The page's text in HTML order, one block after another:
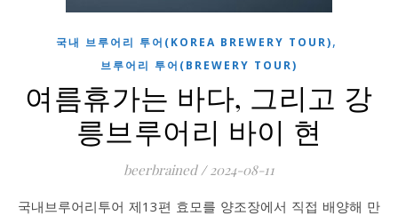
국내 브루어리 투어(KOREA BREWERY TOUR),
브루어리 투어(BREWERY TOUR)
여름휴가는 바다, 그리고 강
릉브루어리 바이 현
beerbrained / 2024-08-11
국내브루어리투어 제13편 효모를 양조장에서 직접 배양해 만